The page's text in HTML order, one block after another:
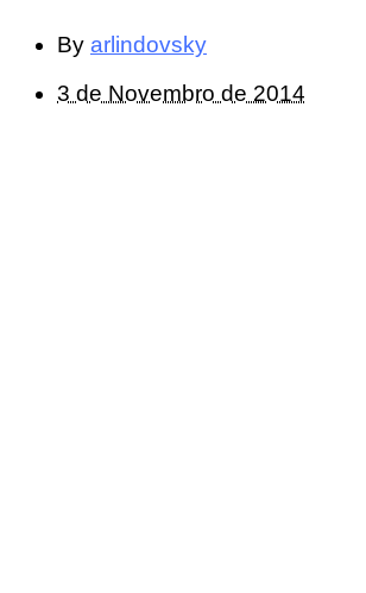
By arlindovsky
3 de Novembro de 2014